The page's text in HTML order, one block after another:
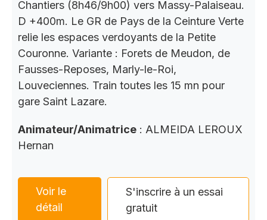
Chantiers (8h46/9h00) vers Massy-Palaiseau.
D +400m. Le GR de Pays de la Ceinture Verte
relie les espaces verdoyants de la Petite
Couronne. Variante : Forets de Meudon, de
Fausses-Reposes, Marly-le-Roi,
Louveciennes. Train toutes les 15 mn pour
gare Saint Lazare.
Animateur/Animatrice : ALMEIDA LEROUX
Hernan
Voir le
détail
S'inscrire à un essai
gratuit